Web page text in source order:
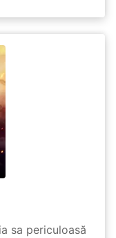
sa periculoasă